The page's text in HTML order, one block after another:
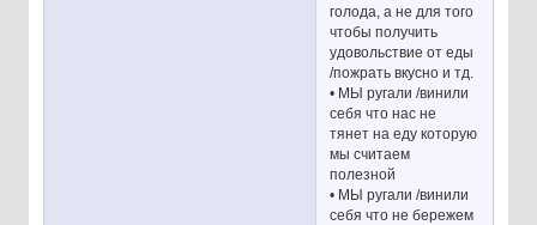
голода, а не для того
чтобы получить
удовольствие от еды
/пожрать вкусно и тд.
• МЫ ругали /винили
себя что нас не
тянет на еду которую
мы считаем
полезной
• МЫ ругали /винили
себя что не бережем